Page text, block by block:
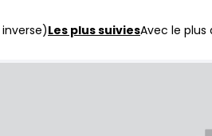
Les plus suiviesAvec le plus